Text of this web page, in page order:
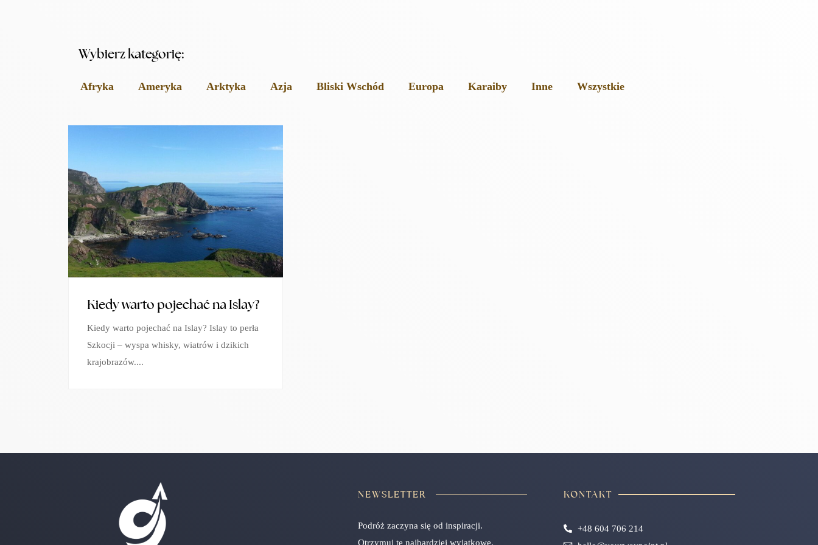
Wybierz kategorię:
Afryka Ameryka Arktyka Azja Bliski Wschód Europa Karaiby Inne Wszystkie
Kiedy warto pojechać na Islay?
Kiedy warto pojechać na Islay? Islay to perła
Szkocji – wyspa whisky, wiatrów i dzikich
krajobrazów....
NEWSLETTER
Podróż zaczyna się od inspiracji.
Otrzymuj te najbardziej wyjątkowe.
KONTAKT
+48 604 706 214